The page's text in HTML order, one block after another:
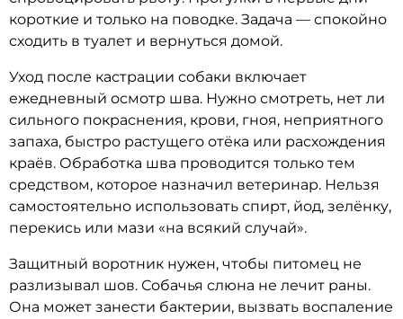
короткие и только на поводке. Задача — спокойно
сходить в туалет и вернуться домой.
Уход после кастрации собаки включает
ежедневный осмотр шва. Нужно смотреть, нет ли
сильного покраснения, крови, гноя, неприятного
запаха, быстро растущего отёка или расхождения
краёв. Обработка шва проводится только тем
средством, которое назначил ветеринар. Нельзя
самостоятельно использовать спирт, йод, зелёнку,
перекись или мази «на всякий случай».
Защитный воротник нужен, чтобы питомец не
разлизывал шов. Собачья слюна не лечит раны.
Она может занести бактерии, вызвать воспаление